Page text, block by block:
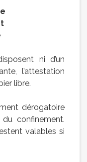
ni d’un
l’attestation
libre.
dérogatoire
confinement.
valables si